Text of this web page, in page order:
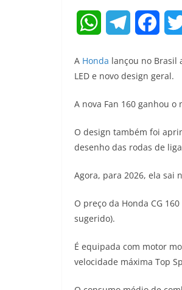
W
a
A
l
r
c
o
A Honda lançou no Brasil
LED e novo design geral.
A nova Fan 160 ganhou o
O design também foi
desenho das rodas de
Agora, para 2026, ela sai
O preço da Honda CG
sugerido).
É equipada com motor
velocidade máxima Top